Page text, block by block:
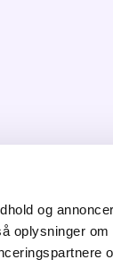
og
oplysninger